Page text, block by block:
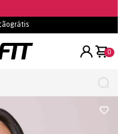
compra
grátis
0